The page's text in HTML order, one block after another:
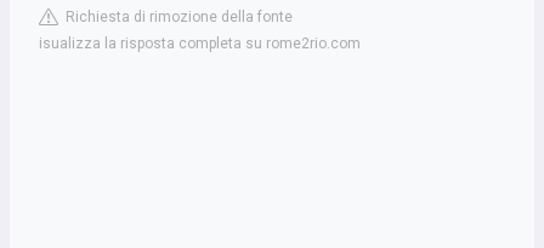
Richiesta di rimozione della fonte
isualizza la risposta completa su rome2rio.com